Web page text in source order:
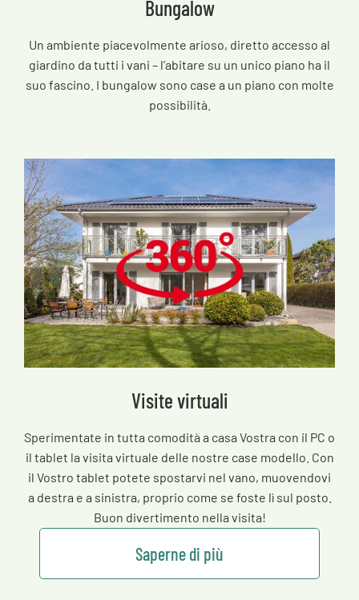
Bungalow
Un ambiente piacevolmente arioso, diretto accesso al
giardino da tutti i vani – l’abitare su un unico piano ha il
suo fascino. I bungalow sono case a un piano con molte
possibilità.
Visite virtuali
Sperimentate in tutta comodità a casa Vostra con il PC o
il tablet la visita virtuale delle nostre case modello. Con
il Vostro tablet potete spostarvi nel vano, muovendovi
a destra e a sinistra, proprio come se foste lì sul posto.
Buon divertimento nella visita!
Saperne di più